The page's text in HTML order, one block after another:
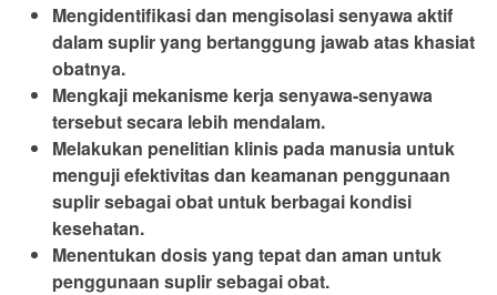
Mengidentifikasi dan mengisolasi senyawa aktif
dalam suplir yang bertanggung jawab atas khasiat
obatnya.
Mengkaji mekanisme kerja senyawa-senyawa
tersebut secara lebih mendalam.
Melakukan penelitian klinis pada manusia untuk
menguji efektivitas dan keamanan penggunaan
suplir sebagai obat untuk berbagai kondisi
kesehatan.
Menentukan dosis yang tepat dan aman untuk
penggunaan suplir sebagai obat.